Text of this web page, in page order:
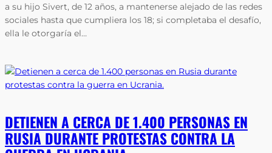
a su hijo Sivert, de 12 años, a mantenerse alejado de las redes
sociales hasta que cumpliera los 18; si completaba el desafío,
ella le otorgaría el…
DETIENEN A CERCA DE 1.400 PERSONAS EN
RUSIA DURANTE PROTESTAS CONTRA LA